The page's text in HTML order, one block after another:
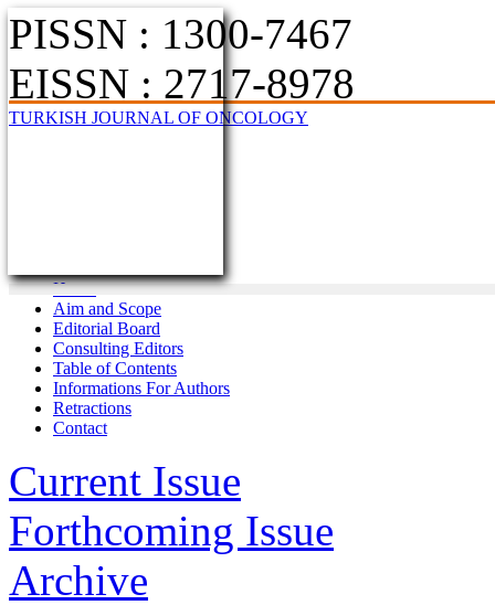
PISSN : 1300-7467
EISSN : 2717-8978
TURKISH JOURNAL OF ONCOLOGY
Home
Aim and Scope
Editorial Board
Consulting Editors
Table of Contents
Informations For Authors
Retractions
Contact
Current Issue
Forthcoming Issue
Archive